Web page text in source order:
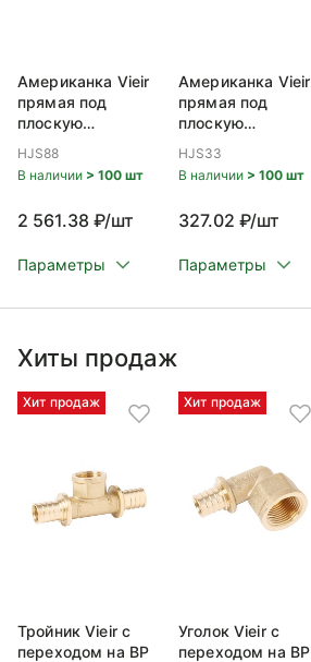
Американка Vieir
прямая под
плоскую
2 x2
HJS88
В наличии > 100 шт
2 561.38 ₽/шт
Параметры
Американка Vieir
прямая под
плоскую
1/2x1/2
HJS33
В наличии > 100 шт
327.02 ₽/шт
Параметры
Хиты продаж
Хит продаж
Тройник Vieir с
переходом на ВР
Хит продаж
Уголок Vieir с
переходом на ВР